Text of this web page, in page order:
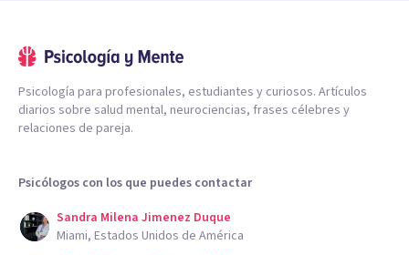
Psicología para profesionales, estudiantes y curiosos. Artículos
diarios sobre salud mental, neurociencias, frases célebres y
relaciones de pareja.
Psicólogos con los que puedes contactar
Sandra Milena Jimenez Duque
Miami, Estados Unidos de América